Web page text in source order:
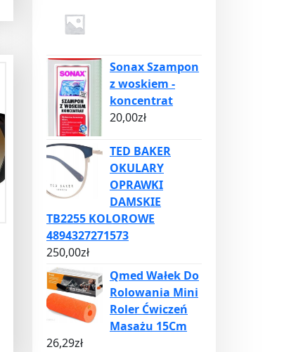
Sonax Szampon
z woskiem -
koncentrat
20,00zł
TED BAKER
OKULARY
OPRAWKI
DAMSKIE
TB2255 KOLOROWE
4894327271573
250,00zł
Qmed Wałek Do
Rolowania Mini
Roler Ćwiczeń
Masażu 15Cm
26,29zł